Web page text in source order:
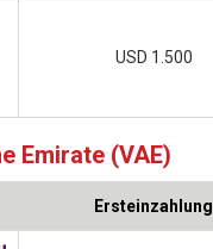
USD 1.500
Emirate (VAE)
Ersteinzahlung